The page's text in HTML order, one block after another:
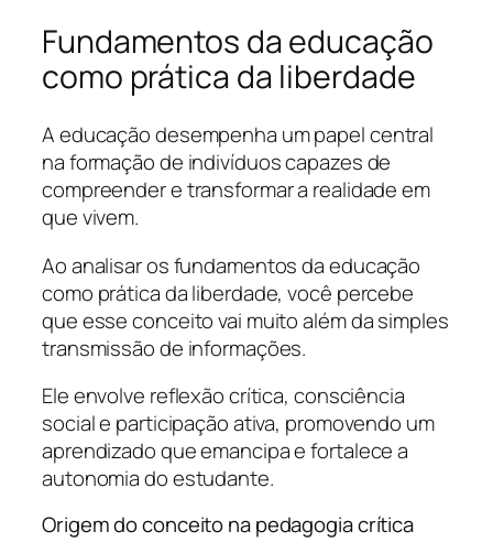
Fundamentos da educação
como prática da liberdade
A educação desempenha um papel central
na formação de indivíduos capazes de
compreender e transformar a realidade em
que vivem.
Ao analisar os fundamentos da educação
como prática da liberdade, você percebe
que esse conceito vai muito além da simples
transmissão de informações.
Ele envolve reflexão crítica, consciência
social e participação ativa, promovendo um
aprendizado que emancipa e fortalece a
autonomia do estudante.
Origem do conceito na pedagogia crítica